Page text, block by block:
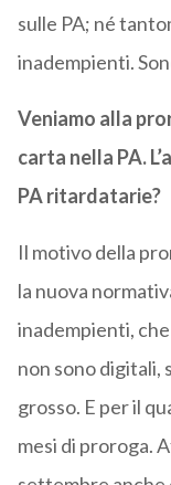
sulle PA; né
inadempienti.
Veniamo alla
carta nella PA.
PA ritardatarie?
Il motivo della
la nuova
inadempienti,
non sono digitali,
grosso. E per il
mesi di proroga.